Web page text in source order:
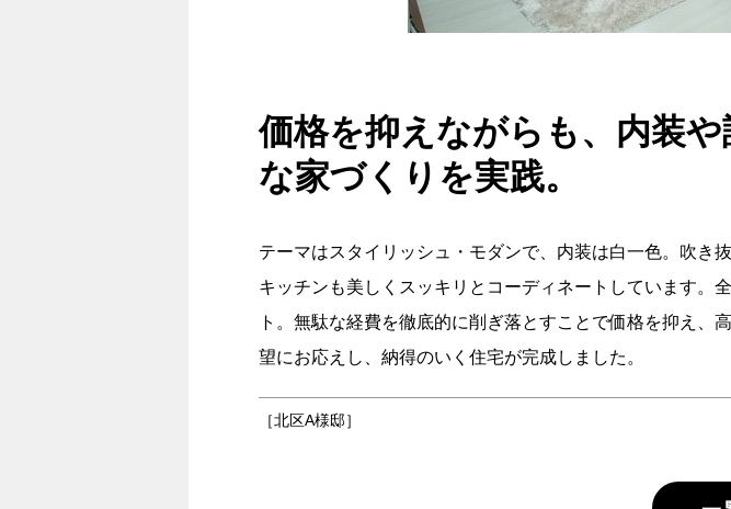
価格を抑えながらも、内装
な家づくりを実践。
テーマはスタイリッシュ・モダンで、内装は白一色。吹き
キッチンも美しくスッキリとコーディネートしています。
ト。無駄な経費を徹底的に削ぎ落とすことで価格を抑え
望にお応えし、納得のいく住宅が完成しました。
［北区A様邸］